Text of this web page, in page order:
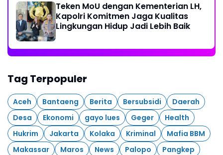
Teken MoU dengan Kementerian LH,
Kapolri Komitmen Jaga Kualitas
Lingkungan Hidup Jadi Lebih Baik
Tag Terpopuler
Aceh Bantaeng Berita Bersubsidi
Daerah
Desa
Ekonomi gayo lues Geger
Health
Hukrim
Jakarta Kolaka Kriminal
Mafia BBM
Makassar
Maros News Palopo
Pangkep